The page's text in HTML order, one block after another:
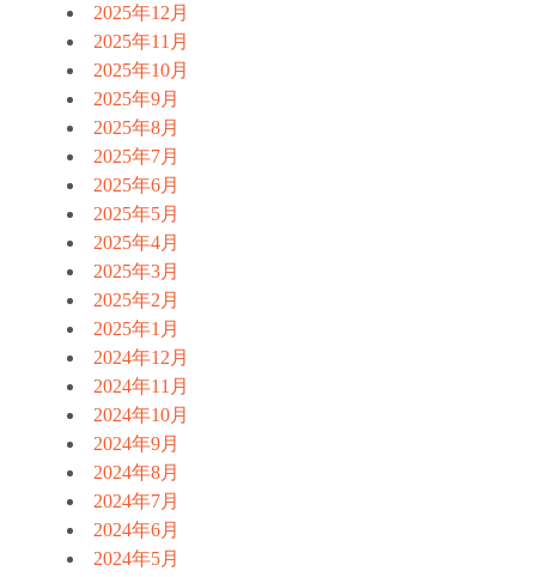
2025年12月
2025年11月
2025年10月
2025年9月
2025年8月
2025年7月
2025年6月
2025年5月
2025年4月
2025年3月
2025年2月
2025年1月
2024年12月
2024年11月
2024年10月
2024年9月
2024年8月
2024年7月
2024年6月
2024年5月